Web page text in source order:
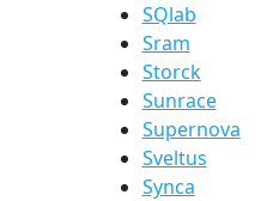
SQlab
Sram
Storck
Sunrace
Supernova
Sveltus
Synca